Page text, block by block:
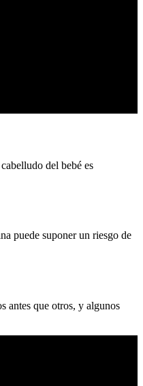
del bebé es
puede suponer un riesgo de
antes que otros, y algunos